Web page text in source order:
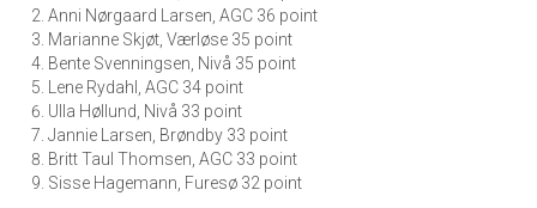
Anni Nørgaard Larsen, AGC 36 point
Marianne Skjøt, Værløse 35 point
Bente Svenningsen, Nivå 35 point
Lene Rydahl, AGC 34 point
Ulla Høllund, Nivå 33 point
Jannie Larsen, Brøndby 33 point
Britt Taul Thomsen, AGC 33 point
Sisse Hagemann, Furesø 32 point